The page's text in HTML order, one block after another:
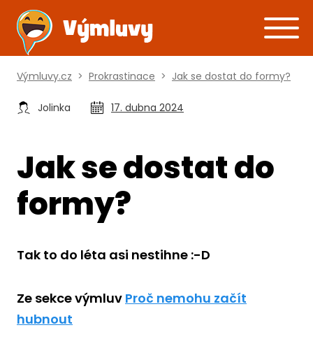
Výmluvy.cz > Prokrastinace > Jak se dostat do formy?
Jolinka 17. dubna 2024
Jak se dostat do
formy?
Tak to do léta asi nestihne :-D
Ze sekce výmluv Proč nemohu začít
hubnout